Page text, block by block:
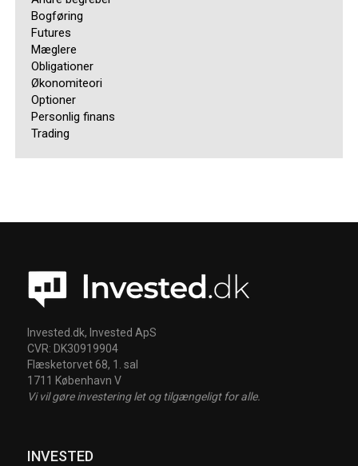
Bogføring
Futures
Mæglere
Obligationer
Økonomiteori
Optioner
Personlig finans
Trading
Invested.dk, Invested ApS
CVR: DK30919904
Flæsketorvet 68, 1. sal
1711 København V
Vi vil gøre investering let og tilgængeligt for alle.
INVESTED